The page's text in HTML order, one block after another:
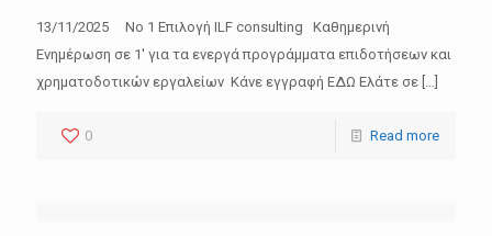
13/11/2025 No 1 Επιλογή ILF consulting Καθημερινή
Ενημέρωση σε 1′ για τα ενεργά προγράμματα επιδοτήσεων και
χρηματοδοτικών εργαλείων Κάνε εγγραφή ΕΔΩ Ελάτε σε […]
0 Read more